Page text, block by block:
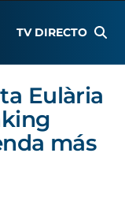
TV DIRECTO
Eulària
más